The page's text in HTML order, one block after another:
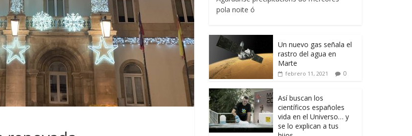
pola noite ó
Un nuevo gas señala el
rastro del agua en
Marte
febrero 11, 2021 0
Así buscan los
científicos españoles
vida en el Universo… y
se lo explican a tus